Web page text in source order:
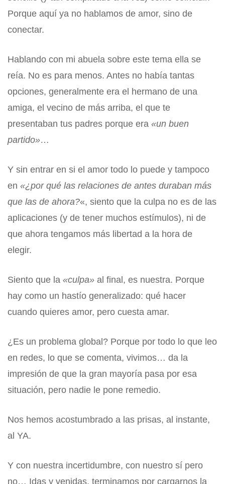
Porque aquí ya no hablamos de amor, sino de
conectar.
Hablando con mi abuela sobre este tema ella se
reía. No es para menos. Antes no había tantas
opciones, generalmente era el hermano de una
amiga, el vecino de más arriba, el que te
presentaban tus padres porque era «un buen
partido»…
Y sin entrar en si el amor todo lo puede y tampoco
en «¿por qué las relaciones de antes duraban más
que las de ahora?«, siento que la culpa no es de las
aplicaciones (y de tener muchos estímulos), ni de
que ahora tengamos más libertad a la hora de
elegir.
Siento que la «culpa» al final, es nuestra. Porque
hay como un hastío generalizado: qué hacer
cuando quieres amor, pero cuesta amar.
¿Es un problema global? Porque por todo lo que leo
en redes, lo que se comenta, vivimos… da la
impresión de que la gran mayoría pasa por esa
situación, pero nadie le pone remedio.
Nos hemos acostumbrado a las prisas, al instante,
al YA.
Y con nuestra incertidumbre, con nuestro sí pero
no… Idas y venidas, terminamos por cargarnos la